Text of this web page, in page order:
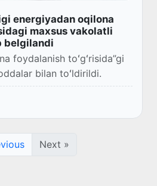
energiyadan oqilona
maxsus vakolatli
belgilandi
foydalanish toʻgʻrisida”gi
bilan toʻldirildi.
Next »